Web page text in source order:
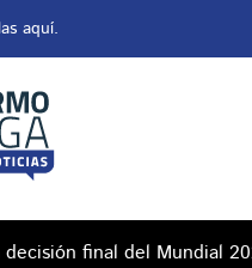
aquí.
decisión final del Mundial